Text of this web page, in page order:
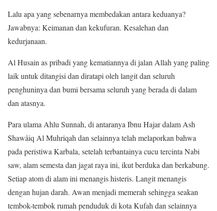
Lalu apa yang sebenarnya membedakan antara keduanya?
Jawabnya: Keimanan dan kekufuran. Kesalehan dan
kedurjanaan.
Al Husain as pribadi yang kematiannya di jalan Allah yang paling
laik untuk ditangisi dan diratapi oleh langit dan seluruh
penghuninya dan bumi bersama seluruh yang berada di dalam
dan atasnya.
Para ulama Ahlu Sunnah, di antaranya Ibnu Hajar dalam Ash
Shawâiq Al Muhriqah dan selainnya telah melaporkan bahwa
pada peristiwa Karbala, setelah terbantainya cucu tercinta Nabi
saw, alam semesta dan jagat raya ini, ikut berduka dan berkabung.
Setiap atom di alam ini menangis histeris. Langit menangis
dengan hujan darah. Awan menjadi memerah sehingga seakan
tembok-tembok rumah penduduk di kota Kufah dan selainnya